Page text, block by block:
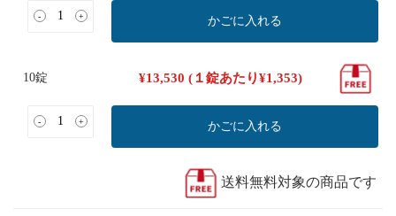
- + かごに入れる
10錠 ¥13,530 (１錠あたり¥1,353)
- + かごに入れる
送料無料対象の商品です